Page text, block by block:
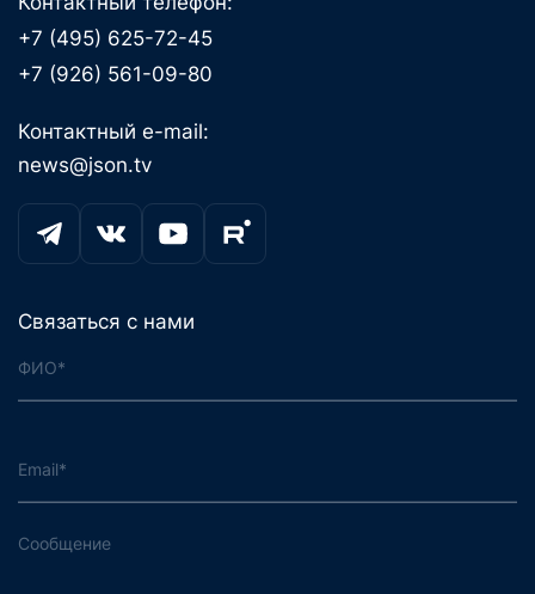
+7 (495) 625-72-45
+7 (926) 561-09-80
Контактный e-mail:
news@json.tv
Связаться с нами